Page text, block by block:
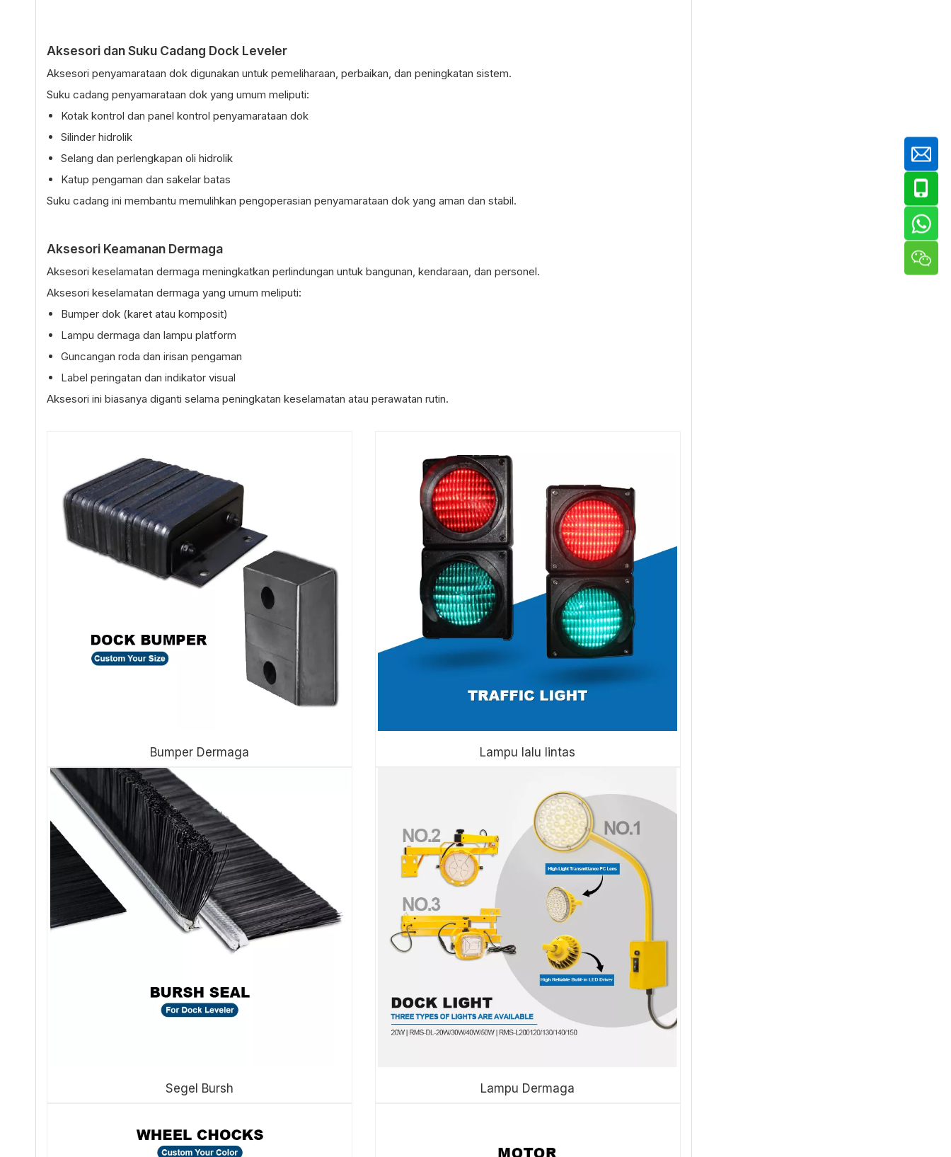
Aksesori dan Suku Cadang Dock Leveler
Aksesori penyamarataan dok digunakan untuk pemeliharaan, perbaikan, dan peningkatan sistem.
Suku cadang penyamarataan dok yang umum meliputi:
Kotak kontrol dan panel kontrol penyamarataan dok
Silinder hidrolik
Selang dan perlengkapan oli hidrolik
Katup pengaman dan sakelar batas
Suku cadang ini membantu memulihkan pengoperasian penyamarataan dok yang aman dan stabil.
Aksesori Keamanan Dermaga
Aksesori keselamatan dermaga meningkatkan perlindungan untuk bangunan, kendaraan, dan personel.
Aksesori keselamatan dermaga yang umum meliputi:
Bumper dok (karet atau komposit)
Lampu dermaga dan lampu platform
Guncangan roda dan irisan pengaman
Label peringatan dan indikator visual
Aksesori ini biasanya diganti selama peningkatan keselamatan atau perawatan rutin.
Bumper Dermaga Lampu lalu lintas
Segel Bursh Lampu Dermaga